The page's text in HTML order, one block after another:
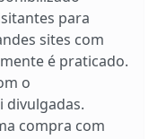
para
sites com
é praticado.
o
divulgadas.
compra com